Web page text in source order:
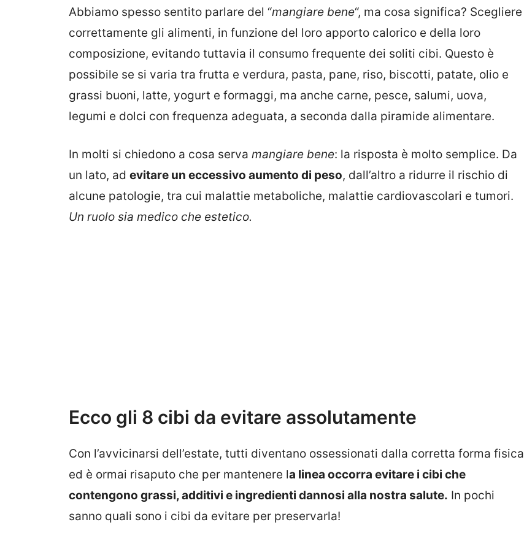
Abbiamo spesso sentito parlare del “mangiare bene“, ma cosa significa? Scegliere
correttamente gli alimenti, in funzione del loro apporto calorico e della loro
composizione, evitando tuttavia il consumo frequente dei soliti cibi. Questo è
possibile se si varia tra frutta e verdura, pasta, pane, riso, biscotti, patate, olio e
grassi buoni, latte, yogurt e formaggi, ma anche carne, pesce, salumi, uova,
legumi e dolci con frequenza adeguata, a seconda dalla piramide alimentare.
In molti si chiedono a cosa serva mangiare bene: la risposta è molto semplice. Da
un lato, ad evitare un eccessivo aumento di peso, dall’altro a ridurre il rischio di
alcune patologie, tra cui malattie metaboliche, malattie cardiovascolari e tumori.
Un ruolo sia medico che estetico.
Ecco gli 8 cibi da evitare assolutamente
Con l’avvicinarsi dell’estate, tutti diventano ossessionati dalla corretta forma fisica
ed è ormai risaputo che per mantenere la linea occorra evitare i cibi che
contengono grassi, additivi e ingredienti dannosi alla nostra salute. In pochi
sanno quali sono i cibi da evitare per preservarla!